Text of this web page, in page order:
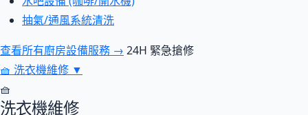
抽氣/通風系統清洗
查看所有廚房設備服務 → 24H 緊急搶修
🧺 洗衣機維修 ▼
🧺
洗衣機維修